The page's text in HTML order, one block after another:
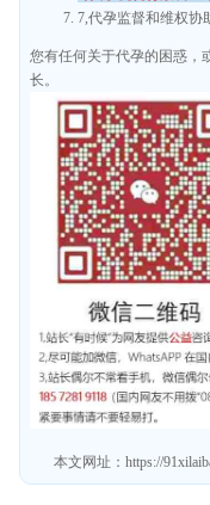
7,代孕监督和维权协
您有任何关于代孕的困惑，
长。
本文网址： https://